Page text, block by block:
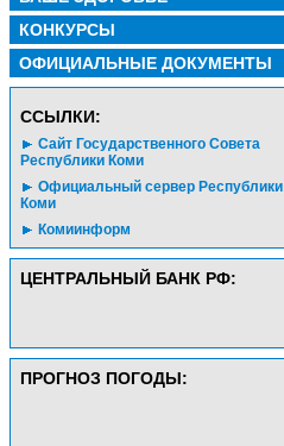
КОНКУРСЫ
ОФИЦИАЛЬНЫЕ ДОКУМЕНТЫ
CСЫЛКИ:
Сайт Государственного Совета
Республики Коми
Официальный сервер Республики
Коми
Комиинформ
ЦЕНТРАЛЬНЫЙ БАНК РФ:
ПРОГНОЗ ПОГОДЫ: